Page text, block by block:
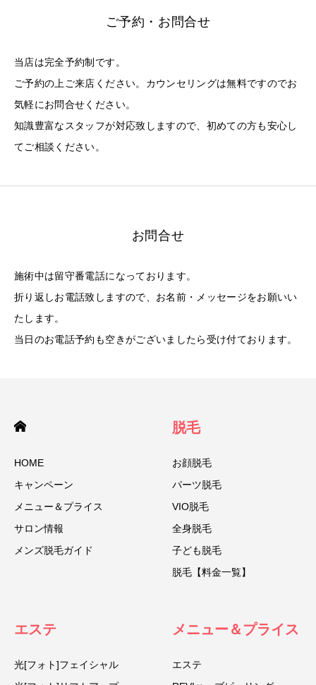
ご予約・お問合せ
当店は完全予約制です。
ご予約の上ご来店ください。カウンセリングは無料ですのでお
気軽にお問合せください。
知識豊富なスタッフが対応致しますので、初めての方も安心し
てご相談ください。
お問合せ
施術中は留守番電話になっております。
折り返しお電話致しますので、お名前・メッセージをお願いい
たします。
当日のお電話予約も空きがございましたら受け付ております。
HOME
キャンペーン
メニュー＆プライス
サロン情報
メンズ脱毛ガイド
脱毛
お顔脱毛
パーツ脱毛
VIO脱毛
全身脱毛
子ども脱毛
脱毛【料金一覧】
エステ
光[フォト]フェイシャル
メニュー＆プライス
エステ